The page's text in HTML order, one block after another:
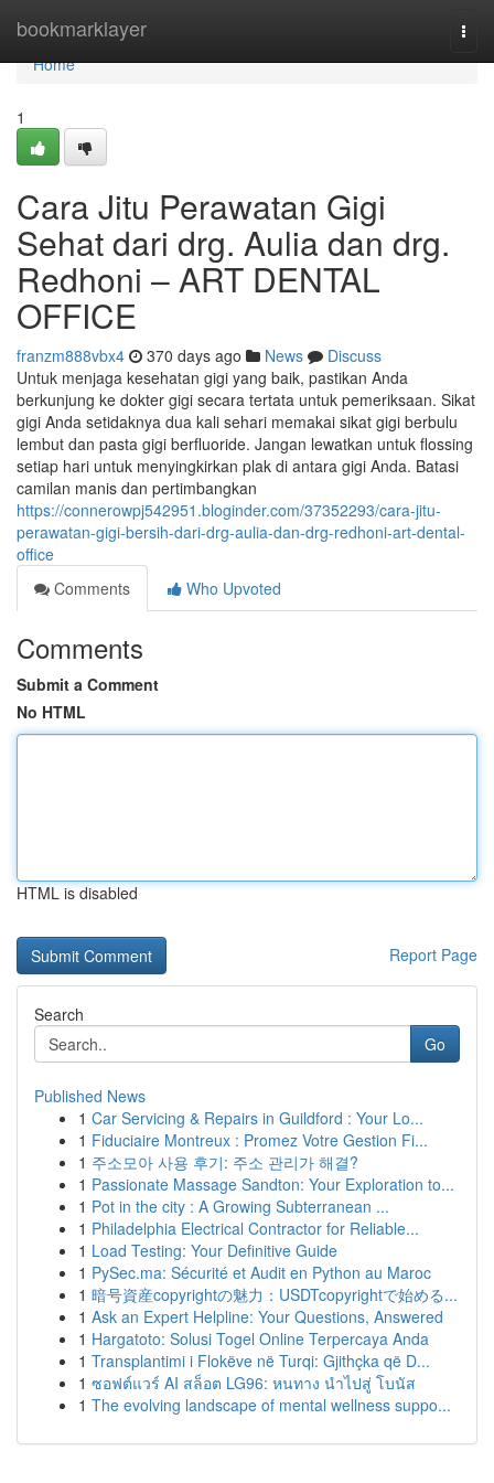
bookmarklayer
Home
Home
1
Cara Jitu Perawatan Gigi
Sehat dari drg. Aulia dan drg.
Redhoni – ART DENTAL
OFFICE
franzm888vbx4 370 days ago News
Discuss
Untuk menjaga kesehatan gigi yang baik, pastikan Anda
berkunjung ke dokter gigi secara tertata untuk pemeriksaan. Sikat
gigi Anda setidaknya dua kali sehari memakai sikat gigi berbulu
lembut dan pasta gigi berfluoride. Jangan lewatkan untuk flossing
setiap hari untuk menyingkirkan plak di antara gigi Anda. Batasi
camilan manis dan pertimbangkan
https://connerowpj542951.bloginder.com/37352293/cara-jitu-
perawatan-gigi-bersih-dari-drg-aulia-dan-drg-redhoni-art-dental-
office
Comments
Who Upvoted
Comments
Submit a Comment
No HTML
HTML is disabled
Report Page
Search
Go
Published News
1 Car Servicing & Repairs in Guildford : Your Lo...
1 Fiduciaire Montreux : Promez Votre Gestion Fi...
1 주소모아 사용 후기: 주소 관리가 해결?
1 Passionate Massage Sandton: Your Exploration to...
1 Pot in the city : A Growing Subterranean ...
1 Philadelphia Electrical Contractor for Reliable...
1 Load Testing: Your Definitive Guide
1 PySec.ma: Sécurité et Audit en Python au Maroc
1 暗号資産copyrightの魅力：USDTcopyrightで始める...
1 Ask an Expert Helpline: Your Questions, Answered
1 Hargatoto: Solusi Togel Online Terpercaya Anda
1 Transplantimi i Flokëve në Turqi: Gjithçka që D...
1 ซอฟต์แวร์ AI สล็อต LG96: หนทาง นำไปสู่ โบนัส
1 The evolving landscape of mental wellness suppo...